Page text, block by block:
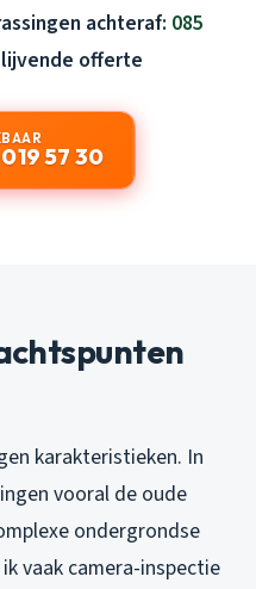
achteraf: 085
offerte
57 30
karakteristieken. In
vooral de oude
ondergrondse
vaak camera-inspectie